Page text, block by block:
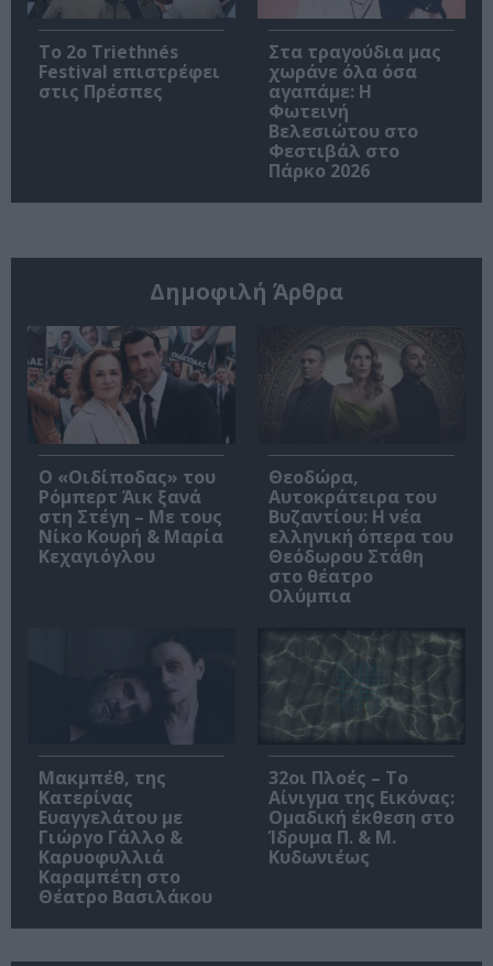
Το 2ο Triethnés
Festival επιστρέφει
στις Πρέσπες
Στα τραγούδια μας
χωράνε όλα όσα
αγαπάμε: Η
Φωτεινή
Βελεσιώτου στο
Φεστιβάλ στο
Πάρκο 2026
Δημοφιλή Άρθρα
O «Οιδίποδας» του
Ρόμπερτ Άικ ξανά
στη Στέγη – Με τους
Νίκο Κουρή & Μαρία
Κεχαγιόγλου
Θεοδώρα,
Αυτοκράτειρα του
Βυζαντίου: Η νέα
ελληνική όπερα του
Θεόδωρου Στάθη
στο θέατρο
Ολύμπια
Μακμπέθ, της
Κατερίνας
Ευαγγελάτου με
Γιώργο Γάλλο &
Καρυοφυλλιά
Καραμπέτη στο
Θέατρο Βασιλάκου
32οι Πλοές – Το
Αίνιγμα της Εικόνας:
Ομαδική έκθεση στο
Ίδρυμα Π. & Μ.
Κυδωνιέως